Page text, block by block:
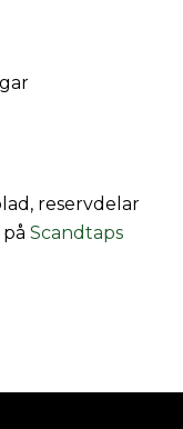
reservdelar
Scandtaps